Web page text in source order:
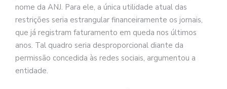
nome da ANJ. Para ele, a única utilidade atual das
restrições seria estrangular financeiramente os jornais,
que já registram faturamento em queda nos últimos
anos. Tal quadro seria desproporcional diante da
permissão concedida às redes sociais, argumentou a
entidade.